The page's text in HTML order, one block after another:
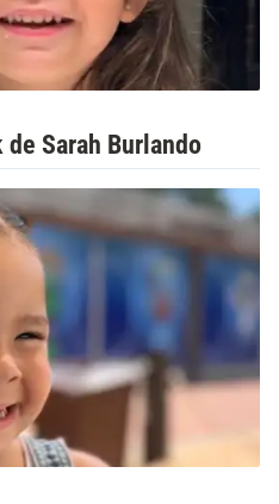
Sarah Burlando